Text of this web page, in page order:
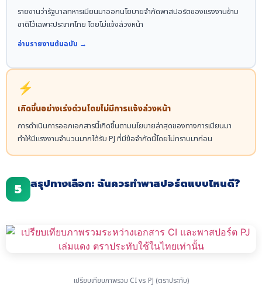
รายงานว่ารัฐบาลทหารเมียนมาออกนโยบายจำกัดพาสปอร์ตของแรงงานข้าม
ชาติไว้เฉพาะประเทศไทย โดยไม่แจ้งล่วงหน้า
อ่านรายงานต้นฉบับ →
⚡
เกิดขึ้นอย่างเร่งด่วนโดยไม่มีการแจ้งล่วงหน้า
การดำเนินการออกเอกสารนี้เกิดขึ้นตามนโยบายล่าสุดของทางการเมียนมา
ทำให้มีแรงงานจำนวนมากได้รับ PJ ที่มีข้อจำกัดนี้โดยไม่ทราบมาก่อน
5 สรุปทางเลือก: ฉันควรทำพาสปอร์ตแบบไหนดี?
เปรียบเทียบภาพรวม CI vs PJ (ตราประทับ)